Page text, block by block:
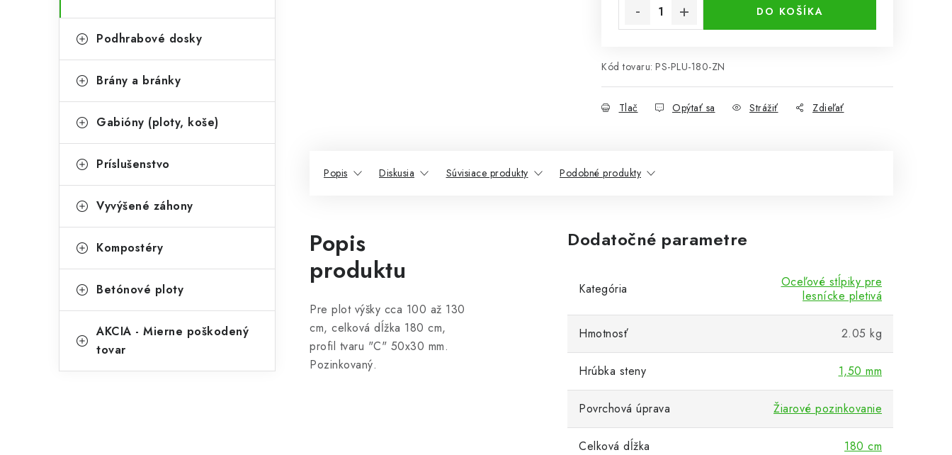
Podhrabové dosky
Brány a bránky
Gabióny (ploty, koše)
Príslušenstvo
Vyvýšené záhony
Kompostéry
Betónové ploty
AKCIA - Mierne poškodený
tovar
DO KOŠÍKA
Kód tovaru: PS-PLU-180-ZN
Tlač Opýtať sa Strážiť Zdieľať
Popis Diskusia Súvisiace produkty Podobné produkty
Popis
produktu
Pre plot výšky cca 100 až 130
cm, celková dĺžka 180 cm,
profil tvaru "C" 50x30 mm.
Pozinkovaný.
Dodatočné parametre
Kategória
Oceľové stĺpiky pre
lesnícke pletivá
Hmotnosť 2.05 kg
Hrúbka steny 1,50 mm
Povrchová úprava Žiarové pozinkovanie
Celková dĺžka 180 cm